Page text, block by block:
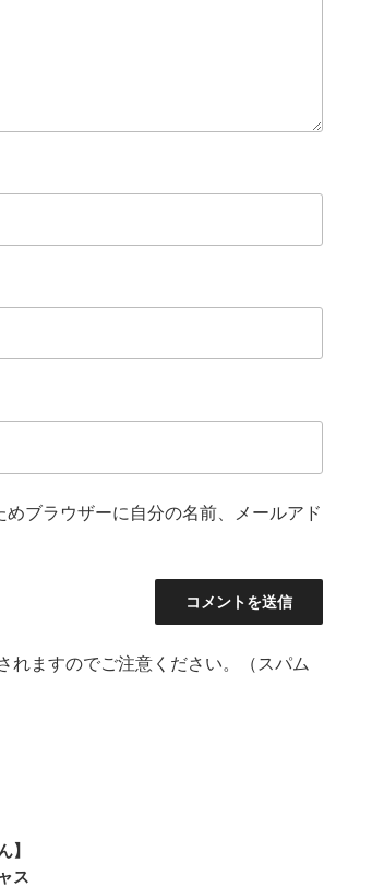
ブラウザーに自分の名前、メールアド
れますのでご注意ください。（スパム
】
ス